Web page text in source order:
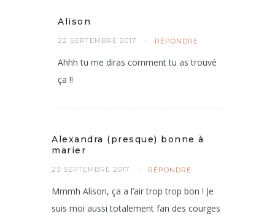
Alison
22 SEPTEMBRE 2017 RÉPONDRE
Ahhh tu me diras comment tu as trouvé
ça !!
Alexandra (presque) bonne à
marier
23 SEPTEMBRE 2017 RÉPONDRE
Mmmh Alison, ça a l’air trop trop bon ! Je
suis moi aussi totalement fan des courges